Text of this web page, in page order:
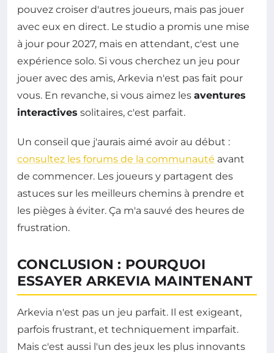
pouvez croiser d'autres joueurs, mais pas jouer
avec eux en direct. Le studio a promis une mise
à jour pour 2027, mais en attendant, c'est une
expérience solo. Si vous cherchez un jeu pour
jouer avec des amis, Arkevia n'est pas fait pour
vous. En revanche, si vous aimez les aventures
interactives solitaires, c'est parfait.
Un conseil que j'aurais aimé avoir au début :
consultez les forums de la communauté avant
de commencer. Les joueurs y partagent des
astuces sur les meilleurs chemins à prendre et
les pièges à éviter. Ça m'a sauvé des heures de
frustration.
CONCLUSION : POURQUOI
ESSAYER ARKEVIA MAINTENANT
Arkevia n'est pas un jeu parfait. Il est exigeant,
parfois frustrant, et techniquement imparfait.
Mais c'est aussi l'un des jeux les plus innovants